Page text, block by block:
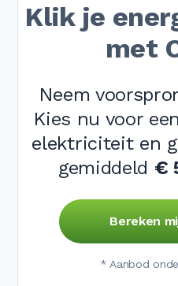
Klik je
met
Neem
Kies nu voor
elektriciteit en
gemiddeld €
Bereken
* Aanbod